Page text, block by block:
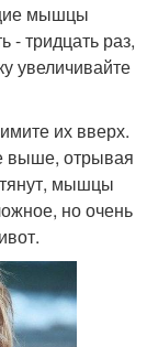
мышцы
- тридцать раз,
увеличивайте
их вверх.
выше, отрывая
мышцы
но очень